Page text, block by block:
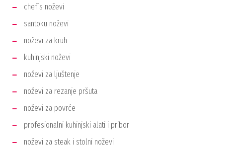
chef´s noževi
santoku noževi
noževi za kruh
kuhinjski noževi
noževi za ljuštenje
noževi za rezanje pršuta
noževi za povrće
profesionalni kuhinjski alati i pribor
noževi za steak i stolni noževi